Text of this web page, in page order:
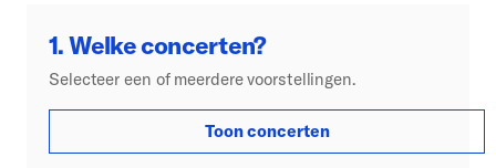
1. Welke concerten?
Selecteer een of meerdere voorstellingen.
Toon concerten